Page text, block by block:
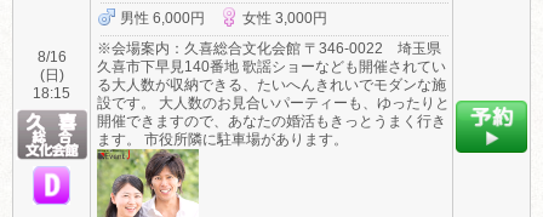
8/16
(日)
18:15
男性 6,000円
女性 3,000円
※会場案内：久喜総合文化会館 〒346-0022 埼玉県
久喜市下早見140番地 歌謡ショーなども開催されてい
る大人数が収納できる、たいへんきれいでモダンな施
設です。 大人数のお見合いパーティーも、ゆったりと
開催できますので、あなたの婚活もきっとうまく行き
ます。 市役所隣に駐車場があります。